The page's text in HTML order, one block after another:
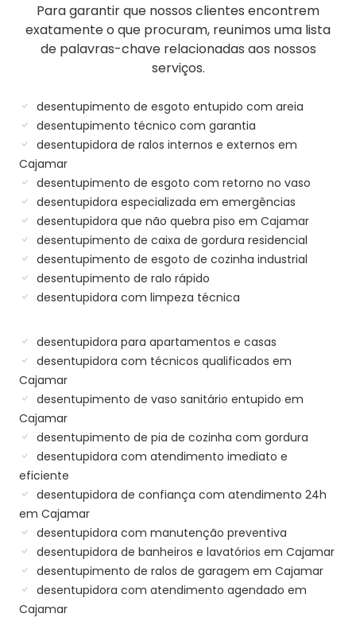
Para garantir que nossos clientes encontrem
exatamente o que procuram, reunimos uma lista
de palavras-chave relacionadas aos nossos
serviços.
desentupimento de esgoto entupido com areia
desentupimento técnico com garantia
desentupidora de ralos internos e externos em
Cajamar
desentupimento de esgoto com retorno no vaso
desentupidora especializada em emergências
desentupidora que não quebra piso em Cajamar
desentupimento de caixa de gordura residencial
desentupimento de esgoto de cozinha industrial
desentupimento de ralo rápido
desentupidora com limpeza técnica
desentupidora para apartamentos e casas
desentupidora com técnicos qualificados em
Cajamar
desentupimento de vaso sanitário entupido em
Cajamar
desentupimento de pia de cozinha com gordura
desentupidora com atendimento imediato e
eficiente
desentupidora de confiança com atendimento 24h
em Cajamar
desentupidora com manutenção preventiva
desentupidora de banheiros e lavatórios em Cajamar
desentupimento de ralos de garagem em Cajamar
desentupidora com atendimento agendado em
Cajamar